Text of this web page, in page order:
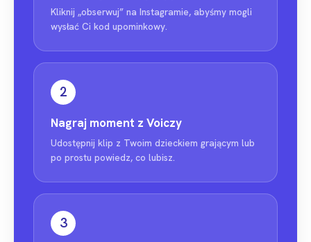
Kliknij „obserwuj” na Instagramie, abyśmy mogli
wysłać Ci kod upominkowy.
2
Nagraj moment z Voiczy
Udostępnij klip z Twoim dzieckiem grającym lub
po prostu powiedz, co lubisz.
3